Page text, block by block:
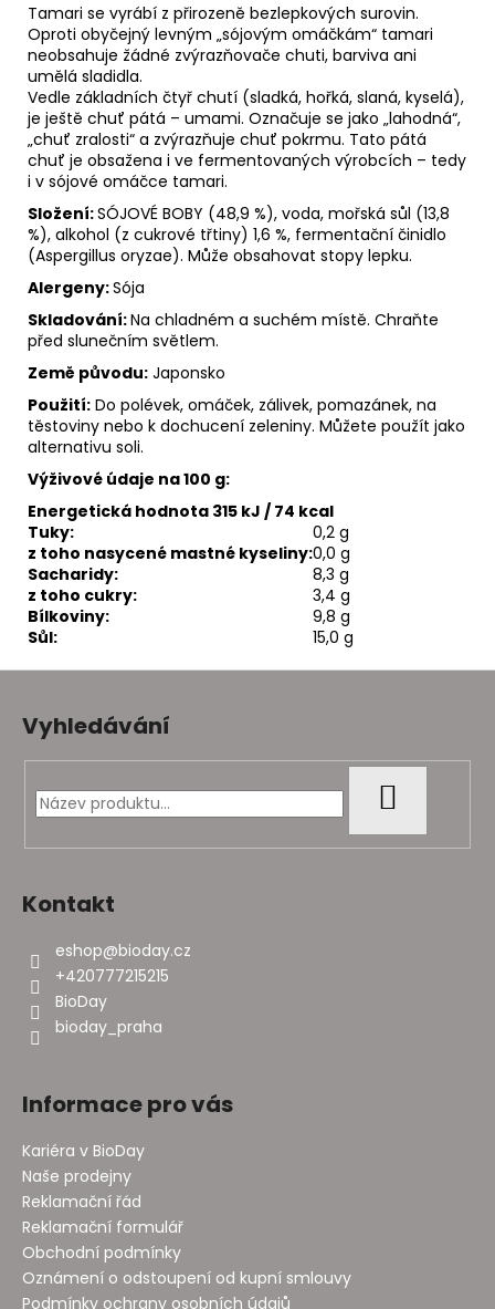
Tamari se vyrábí z přirozeně bezlepkových surovin.
Oproti obyčejný levným „sójovým omáčkám“ tamari
neobsahuje žádné zvýrazňovače chuti, barviva ani
umělá sladidla.
Vedle základních čtyř chutí (sladká, hořká, slaná, kyselá),
je ještě chuť pátá – umami. Označuje se jako „lahodná“,
„chuť zralosti“ a zvýrazňuje chuť pokrmu. Tato pátá
chuť je obsažena i ve fermentovaných výrobcích – tedy
i v sójové omáčce tamari.
Složení:SÓJOVÉ BOBY (48,9 %), voda, mořská sůl (13,8
%), alkohol (z cukrové třtiny) 1,6 %, fermentační činidlo
(Aspergillus oryzae). Může obsahovat stopy lepku.
Alergeny:Sója
Skladování:Na chladném a suchém místě. Chraňte
před slunečním světlem.
Země původu: Japonsko
Použití: Do polévek, omáček, zálivek, pomazánek, na
těstoviny nebo k dochucení zeleniny. Můžete použít jako
alternativu soli.
Výživové údaje na 100 g:
Energetická hodnota 315 kJ / 74 kcal
Tuky:
0,2 g
z toho nasycené mastné kyseliny:0,0 g
Sacharidy:
8,3 g
z toho cukry:
3,4 g
Bílkoviny:
9,8 g
Sůl:
15,0 g
Z
Vyhledávání
Kontakt
eshop@bioday.cz
+420777215215
BioDay
bioday_praha
Informace pro vás
Kariéra v BioDay
Naše prodejny
Reklamační řád
Reklamační formulář
Obchodní podmínky
Oznámení o odstoupení od kupní smlouvy
Podmínky ochrany osobních údajů